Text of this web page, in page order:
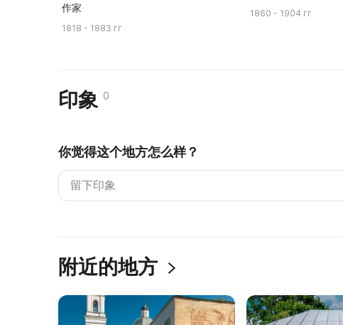
作家
1818 - 1883 гг
1860 - 1904 гг
印象 0
你觉得这个地方怎么样？
附近的地方